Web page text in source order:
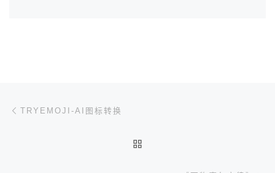
文章导航
TRYEMOJI-AI图标转换